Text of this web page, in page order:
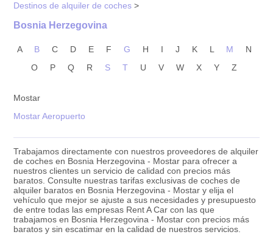
Destinos de alquiler de coches >
Bosnia Herzegovina
A B C D E F G H I J K L M
N
O
P Q R S T U V W X Y Z
Mostar
Mostar Aeropuerto
Trabajamos directamente con nuestros proveedores de alquiler
de coches en Bosnia Herzegovina - Mostar para ofrecer a
nuestros clientes un servicio de calidad con precios más
baratos. Consulte nuestras tarifas exclusivas de coches de
alquiler baratos en Bosnia Herzegovina - Mostar y elija el
vehículo que mejor se ajuste a sus necesidades y presupuesto
de entre todas las empresas Rent A Car con las que
trabajamos en Bosnia Herzegovina - Mostar con precios más
baratos y sin escatimar en la calidad de nuestros servicios.